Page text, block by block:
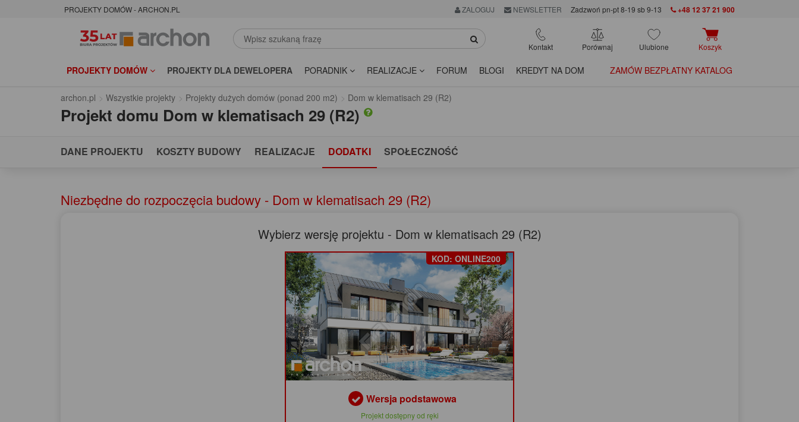
PROJEKTY DOMÓW - ARCHON.PL ZALOGUJ NEWSLETTER Zadzwoń pn-pt 8-19 sb 9-13 +48 12 37 21 900
Kontakt Porównaj Ulubione Koszyk
PROJEKTY DOMÓW PROJEKTY DLA DEWELOPERA PORADNIK REALIZACJE FORUM BLOGI KREDYT NA DOM ZAMÓW BEZPŁATNY KATALOG
archon.pl Wszystkie projekty Projekty dużych domów (ponad 200 m2) Dom w klematisach 29 (R2)
Projekt domu Dom w klematisach 29 (R2)
DANE PROJEKTU KOSZTY BUDOWY REALIZACJE DODATKI SPOŁECZNOŚĆ
Niezbędne do rozpoczęcia budowy - Dom w klematisach 29 (R2)
Wybierz wersję projektu - Dom w klematisach 29 (R2)
KOD: ONLINE200
Wersja podstawowa
Projekt dostępny od ręki